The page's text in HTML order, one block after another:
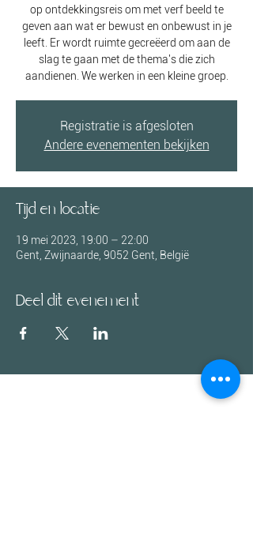
op ontdekkingsreis om met verf beeld te
geven aan wat er bewust en onbewust in je
leeft. Er wordt ruimte gecreëerd om aan de
slag te gaan met de thema's die zich
aandienen. We werken in een kleine groep.
Registratie is afgesloten
Andere evenementen bekijken
Tijd en locatie
19 mei 2023, 19:00 – 22:00
Gent, Zwijnaarde, 9052 Gent, België
Deel dit evenement